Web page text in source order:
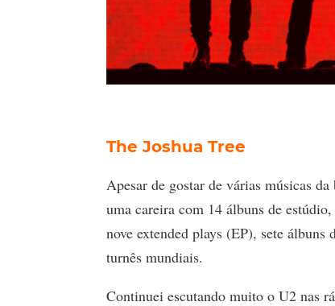
The Joshua Tree
Apesar de gostar de várias músicas da
uma careira com 14 álbuns de
nove extended plays (EP), sete
turnês mundiais.
Continuei escutando muito o U2 nas